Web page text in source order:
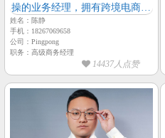
操的业务经理，拥有跨境电商各
姓名：陈静
手机：18267069658
公司：Pingpong
职务：高级商务经理
14437人点赞